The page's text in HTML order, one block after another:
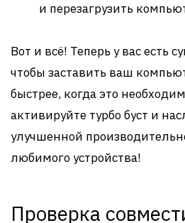
и перезагрузить
Вот и всё! Теперь у вас есть
чтобы заставить ваш
быстрее, когда это
активируйте турбо буст и
улучшенной
любимого устройства!
Проверка